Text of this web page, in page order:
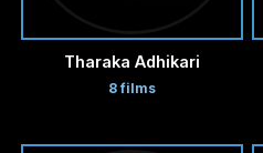
Tharaka Adhikari
8 films